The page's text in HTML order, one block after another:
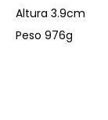
Altura 3.9cm
Peso 976g